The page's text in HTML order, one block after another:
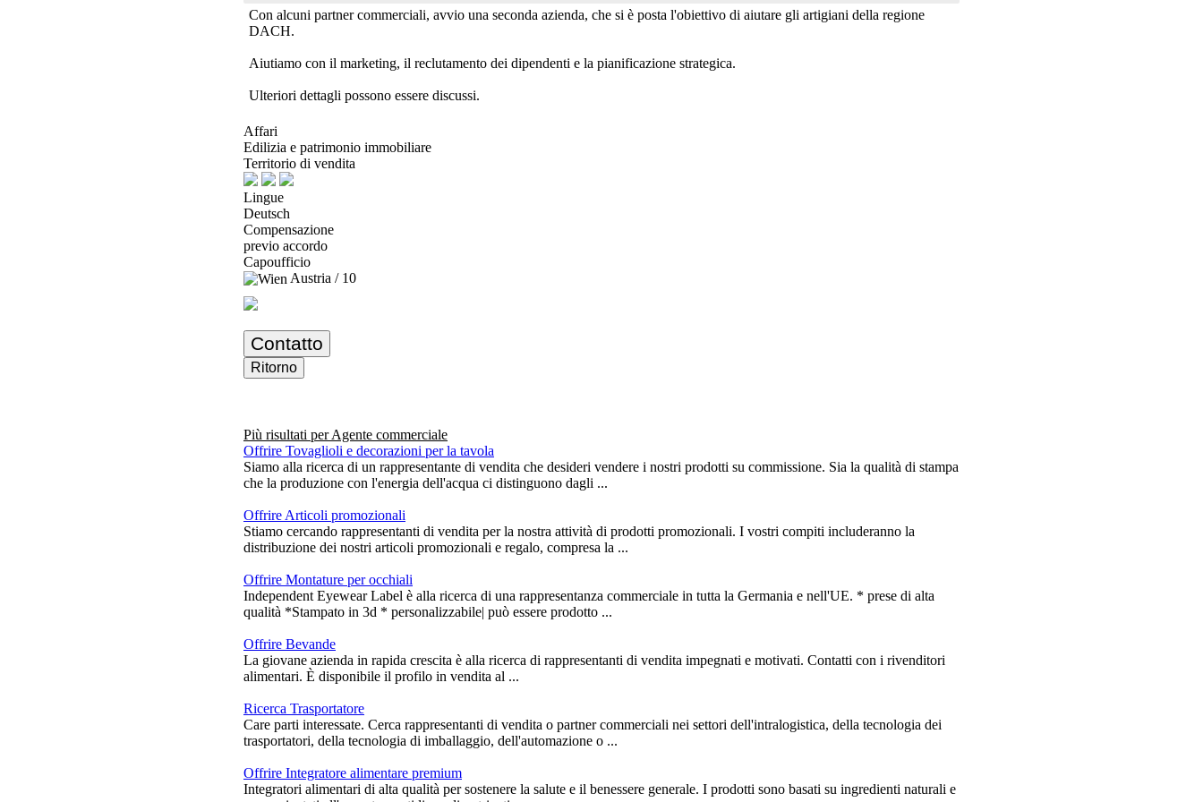
Con alcuni partner commerciali, avvio una seconda azienda, che si è posta l'obiettivo di aiutare gli artigiani della regione
DACH.
Aiutiamo con il marketing, il reclutamento dei dipendenti e la pianificazione strategica.
Ulteriori dettagli possono essere discussi.
Affari
Edilizia e patrimonio immobiliare
Territorio di vendita
Lingue
Deutsch
Compensazione
previo accordo
Capoufficio
Austria / 10
Contatto
Ritorno
Più risultati perAgente commerciale
Offrire Tovaglioli e decorazioni per la tavola
Siamo alla ricerca di un rappresentante di vendita che desideri vendere i nostri prodotti su commissione. Sia la qualità di stampa
che la produzione con l'energia dell'acqua ci distinguono dagli ...
Offrire Articoli promozionali
Stiamo cercando rappresentanti di vendita per la nostra attività di prodotti promozionali. I vostri compiti includeranno la
distribuzione dei nostri articoli promozionali e regalo, compresa la ...
Offrire Montature per occhiali
Independent Eyewear Label è alla ricerca di una rappresentanza commerciale in tutta la Germania e nell'UE. * prese di alta
qualità *Stampato in 3d * personalizzabile| può essere prodotto ...
Offrire Bevande
La giovane azienda in rapida crescita è alla ricerca di rappresentanti di vendita impegnati e motivati. Contatti con i rivenditori
alimentari. È disponibile il profilo in vendita al ...
Ricerca Trasportatore
Care parti interessate. Cerca rappresentanti di vendita o partner commerciali nei settori dell'intralogistica, della tecnologia dei
trasportatori, della tecnologia di imballaggio, dell'automazione o ...
Offrire Integratore alimentare premium
Integratori alimentari di alta qualità per sostenere la salute e il benessere generale. I prodotti sono basati su ingredienti naturali e